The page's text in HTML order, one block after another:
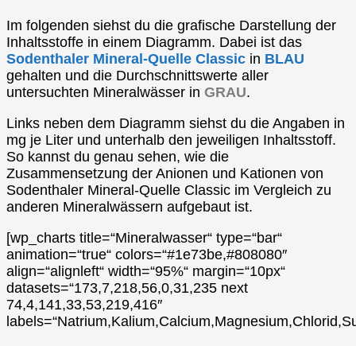
Im folgenden siehst du die grafische Darstellung der
Inhaltsstoffe in einem Diagramm. Dabei ist das
Sodenthaler Mineral-Quelle Classic in BLAU
gehalten und die Durchschnittswerte aller
untersuchten Mineralwässer in GRAU.
Links neben dem Diagramm siehst du die Angaben in
mg je Liter und unterhalb den jeweiligen Inhaltsstoff.
So kannst du genau sehen, wie die
Zusammensetzung der Anionen und Kationen von
Sodenthaler Mineral-Quelle Classic im Vergleich zu
anderen Mineralwässern aufgebaut ist.
[wp_charts title=“Mineralwasser“ type=“bar“
animation=“true“ colors=“#1e73be,#808080″
align=“alignleft“ width=“95%“ margin=“10px“
datasets=“173,7,218,56,0,31,235 next
74,4,141,33,53,219,416″